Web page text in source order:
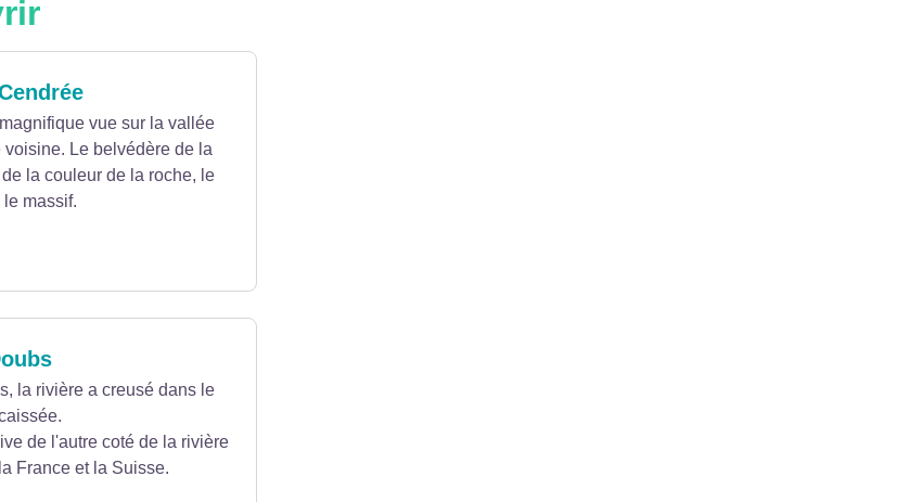
vue sur la vallée
Le belvédère de la
la couleur de la roche, le
massif.
la rivière a creusé dans le
de l'autre coté de la rivière
France et la Suisse.